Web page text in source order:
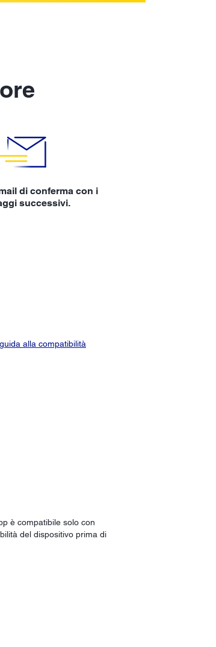
di conferma con i
successivi.
guida alla compatibilità
è compatibile solo con
del dispositivo prima di